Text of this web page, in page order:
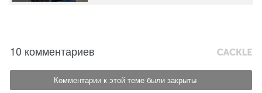
10 комментариев
Комментарии к этой теме были закрыты